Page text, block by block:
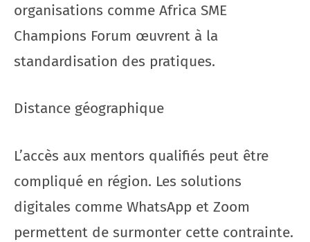
organisations comme Africa SME
Champions Forum œuvrent à la
standardisation des pratiques.
Distance géographique
L’accès aux mentors qualifiés peut être
compliqué en région. Les solutions
digitales comme WhatsApp et Zoom
permettent de surmonter cette contrainte.